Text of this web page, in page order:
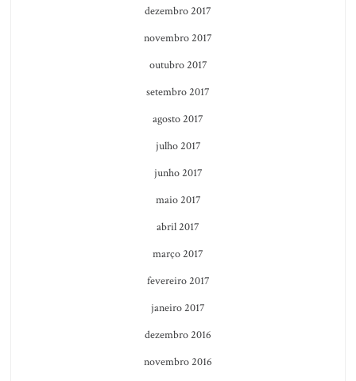
dezembro 2017
novembro 2017
outubro 2017
setembro 2017
agosto 2017
julho 2017
junho 2017
maio 2017
abril 2017
março 2017
fevereiro 2017
janeiro 2017
dezembro 2016
novembro 2016